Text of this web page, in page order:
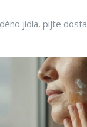
jídla, pijte